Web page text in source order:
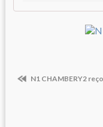
N1 CHAMBERY2